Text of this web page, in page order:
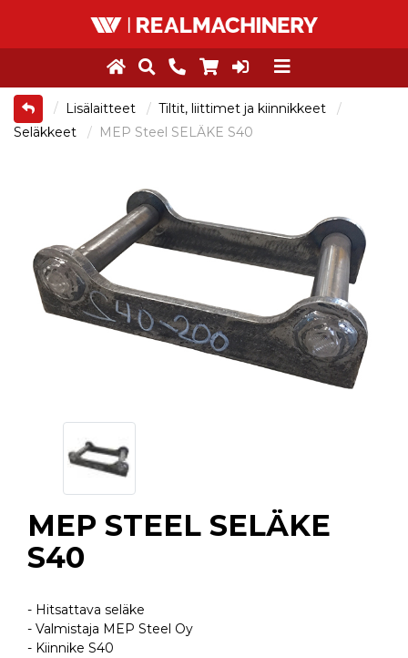
Lisälaitteet
Tiltit, liittimet ja kiinnikkeet
Seläkkeet
MEP Steel SELÄKE S40
MEP STEEL SELÄKE
S40
- Hitsattava seläke
- Valmistaja MEP Steel Oy
- Kiinnike S40